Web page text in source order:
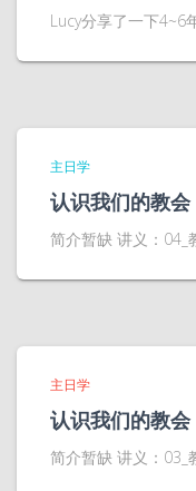
Lucy分享了一下4~6
主日学
认识我们的教
简介暂缺 讲义：04_
主日学
认识我们的教
简介暂缺 讲义：03_